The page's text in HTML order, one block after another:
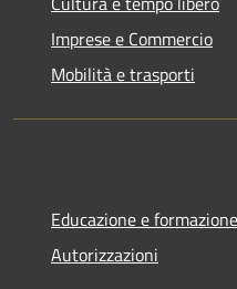
Imprese e Commercio
Mobilità e trasporti
Educazione e formazione
Autorizzazioni